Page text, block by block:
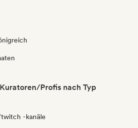
Profis nach Typ
-kanäle